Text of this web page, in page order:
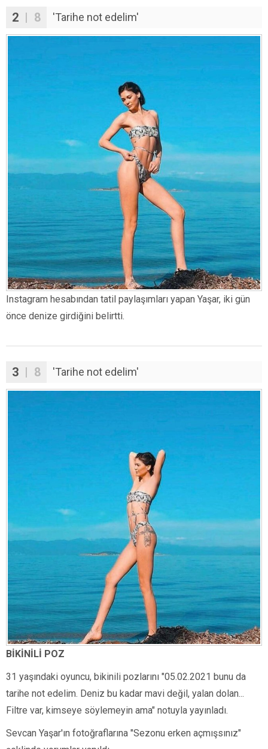
2 | 8 'Tarihe not edelim'
Instagram hesabından tatil paylaşımları yapan Yaşar, iki gün
önce denize girdiğini belirtti.
3 | 8 'Tarihe not edelim'
BİKİNİLİ POZ
31 yaşındaki oyuncu, bikinili pozlarını "05.02.2021 bunu da
tarihe not edelim. Deniz bu kadar mavi değil, yalan dolan...
Filtre var, kimseye söylemeyin ama" notuyla yayınladı.
Sevcan Yaşar'ın fotoğraflarına "Sezonu erken açmışsınız"